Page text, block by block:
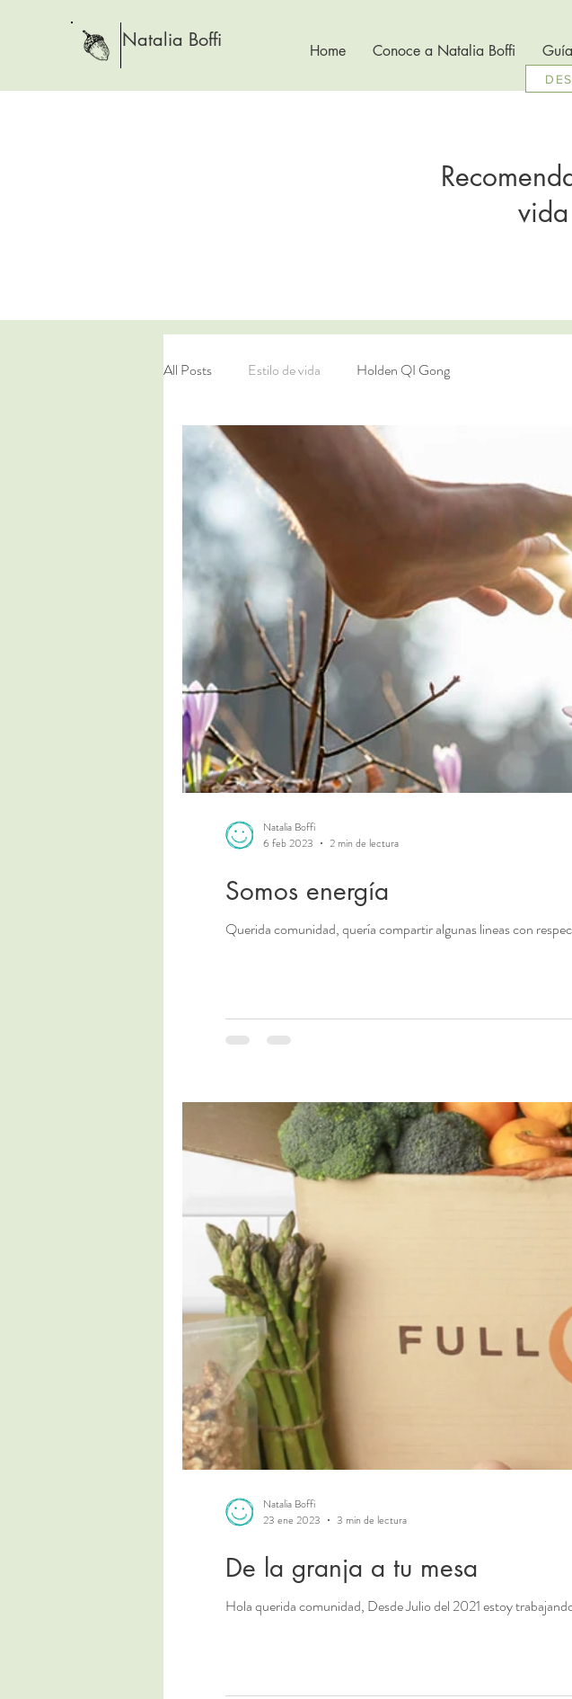
Natalia Boffi Home Conoce a Natalia Boffi
All Posts Estilo de vida Holden QI Gong
Somos energía
Querida comunidad, quería compartir algunas lineas con
Natalia Boffi
6 feb 2023
2 min de lectura
De la granja a tu mesa
Hola querida comunidad, Desde Julio del 2021 estoy
Natalia Boffi
23 ene 2023
3 min de lectura